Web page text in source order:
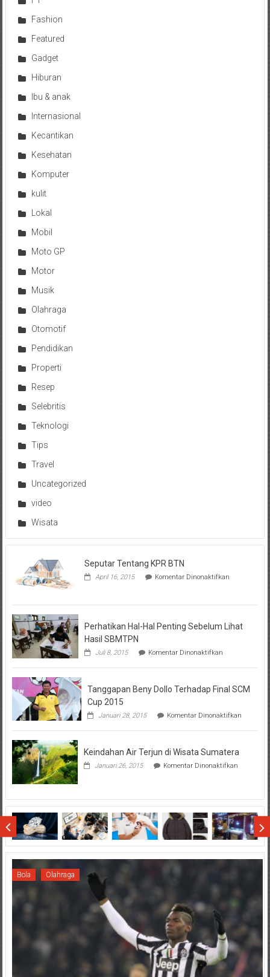
Fashion
Featured
Gadget
Hiburan
Ibu & anak
Internasional
Kecantikan
Kesehatan
Komputer
kulit
Lokal
Mobil
Moto GP
Motor
Musik
Olahraga
Otomotif
Pendidikan
Properti
Resep
Selebritis
Teknologi
Tips
Travel
Uncategorized
video
Wisata
Seputar Tentang KPR BTN
April 16, 2015 Komentar Dinonaktifkanpada
KPR
Perhatikan Hal-Hal Penting Sebelum Lihat
Hasil SBMTPN
Juli 8, 2015 Komentar Dinonaktifkanpada
Hal-
Penting
Hasil
Tanggapan Beny Dollo Terhadap Final SCM
Cup 2015
Januari 28, 2015 Komentar Dinonaktifkanpada
Beny
Keindahan Air Terjun di Wisata Sumatera
Januari 26, 2015 Komentar Dinonaktifkanpada
di
Wisata
Sumatera
Bola Olahraga